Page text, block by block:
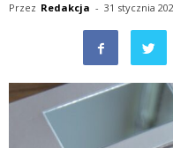
Przez Redakcja - 31 stycznia